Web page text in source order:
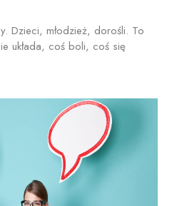
Dzieci, młodzież, dorośli. To
układa, coś boli, coś się